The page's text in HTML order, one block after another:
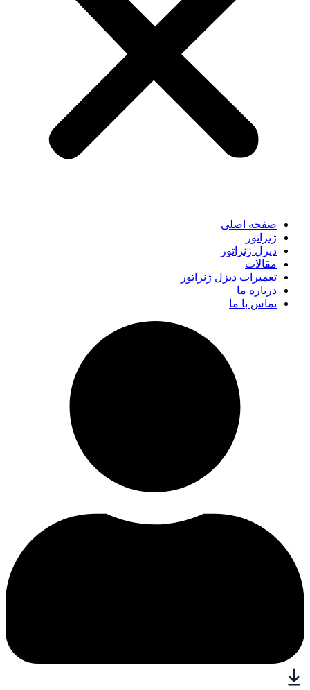
صفحه اصلی
ژنراتور
دیزل ژنراتور
مقالات
تعمیرات دیزل ژنراتور
درباره ما
تماس با ما